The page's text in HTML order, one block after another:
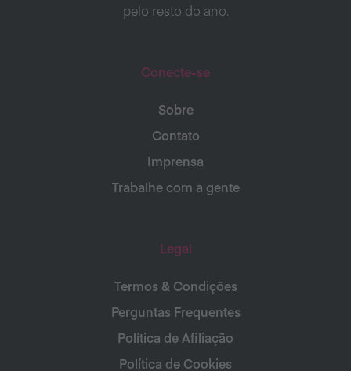
pelo resto do ano.
Conecte-se
Sobre
Contato
Imprensa
Trabalhe com a gente
Legal
Termos & Condições
Perguntas Frequentes
Política de Afiliação
Política de Cookies